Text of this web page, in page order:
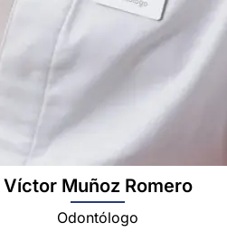
Víctor Muñoz Romero
Odontólogo